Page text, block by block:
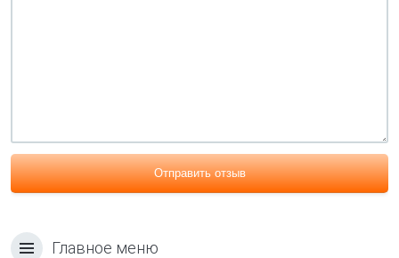
Отправить отзыв
Главное меню